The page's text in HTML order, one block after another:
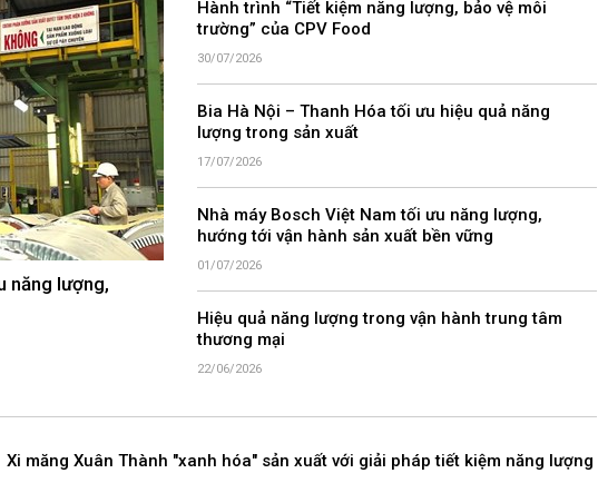
năng lượng,
Hành trình “Tiết kiệm năng lượng, bảo vệ môi
trường” của CPV Food
30/07/2026
Bia Hà Nội – Thanh Hóa tối ưu hiệu quả năng
lượng trong sản xuất
17/07/2026
Nhà máy Bosch Việt Nam tối ưu năng lượng,
hướng tới vận hành sản xuất bền vững
01/07/2026
Hiệu quả năng lượng trong vận hành trung tâm
thương mại
22/06/2026
Xi măng Xuân Thành "xanh hóa" sản xuất với giải pháp tiết kiệm năng lượng